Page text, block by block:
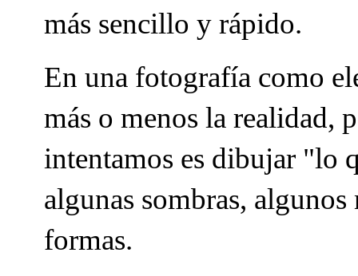
más sencillo y rápido.
En una fotografía como
más o menos la realidad,
intentamos es dibujar "lo
algunas sombras,
formas.